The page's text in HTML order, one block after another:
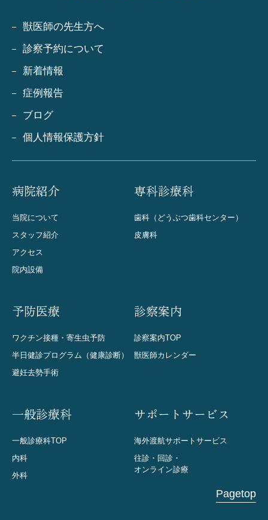
Pagetop
獣医師の先生方へ
診察予約について
新着情報
症例報告
ブログ
個人情報保護方針
病院紹介
当院について
スタッフ紹介
アクセス
院内設備
専科診療科
歯科（どうぶつ歯科センター）
皮膚科
予防医療
ワクチン接種・寄生虫予防
半日健診プログラム（健康診断）
避妊去勢手術
診察案内
診察案内TOP
獣医師カレンダー
一般診療科
一般診療科TOP
内科
外科
サポートサービス
海外渡航サポートサービス
往診・回診・
オンライン診療